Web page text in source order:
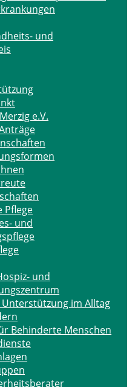
und
e.V.
Pflege
und
und
im Alltag
Behinderte Menschen